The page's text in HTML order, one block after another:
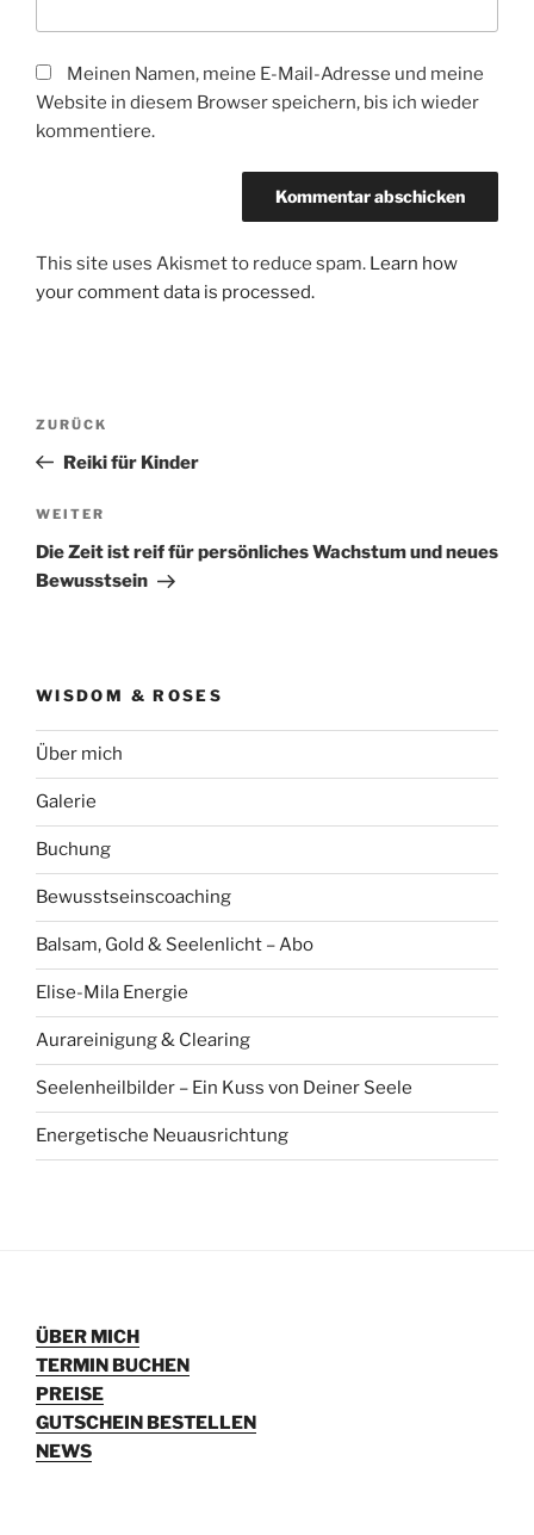
Meinen Namen, meine E-Mail-Adresse und meine
Website in diesem Browser speichern, bis ich wieder
kommentiere.
This site uses Akismet to reduce spam. Learn how
your comment data is processed.
Beitrags-
Vorheriger
Beitrag
ZURÜCK
Reiki für Kinder
Nächster
Beitrag
WEITER
Die Zeit ist reif für persönliches Wachstum und neues
Bewusstsein
WISDOM & ROSES
Über mich
Galerie
Buchung
Bewusstseinscoaching
Balsam, Gold & Seelenlicht – Abo
Elise-Mila Energie
Aurareinigung & Clearing
Seelenheilbilder – Ein Kuss von Deiner Seele
Energetische Neuausrichtung
ÜBER MICH
TERMIN BUCHEN
PREISE
GUTSCHEIN BESTELLEN
NEWS